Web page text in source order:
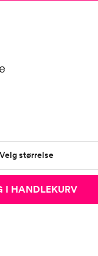
Velg størrelse
I HANDLEKURV